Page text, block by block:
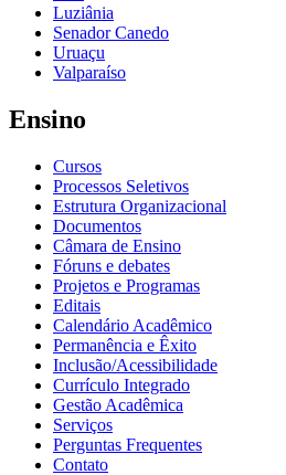
Luziânia
Senador Canedo
Uruaçu
Valparaíso
Ensino
Cursos
Processos Seletivos
Estrutura Organizacional
Documentos
Câmara de Ensino
Fóruns e debates
Projetos e Programas
Editais
Calendário Acadêmico
Permanência e Êxito
Inclusão/Acessibilidade
Currículo Integrado
Gestão Acadêmica
Serviços
Perguntas Frequentes
Contato